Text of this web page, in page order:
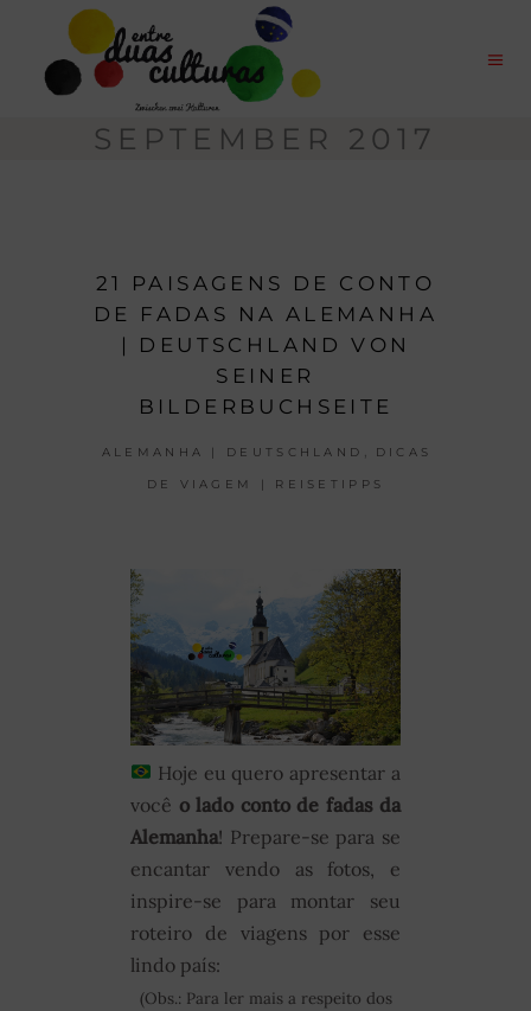
SEPTEMBER 2017
21 PAISAGENS DE CONTO
DE FADAS NA ALEMANHA
| DEUTSCHLAND VON
SEINER
BILDERBUCHSEITE
ALEMANHA | DEUTSCHLAND DICAS
DE VIAGEM | REISETIPPS
Hoje eu quero apresentar a
você o lado conto de fadas da
Alemanha! Prepare-se para se
encantar vendo as fotos, e
inspire-se para montar seu
roteiro de viagens por esse
lindo país:
(Obs.: Para ler mais a respeito dos